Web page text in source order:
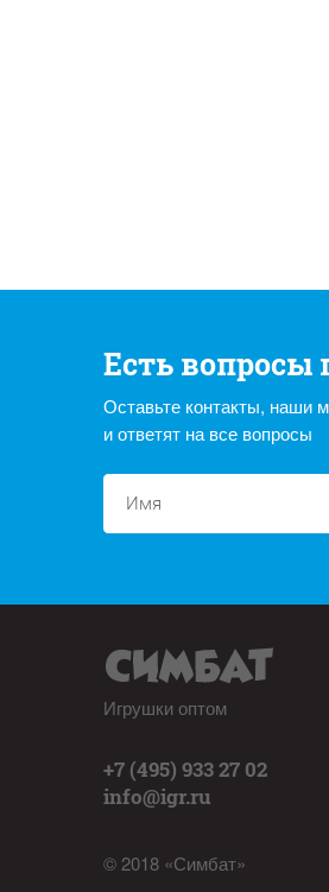
Есть вопросы
Оставьте контакты, наши
и ответят на все вопросы
Игрушки оптом
+7 (495) 933 27 02
info@igr.ru
© 2018 «Симбат»